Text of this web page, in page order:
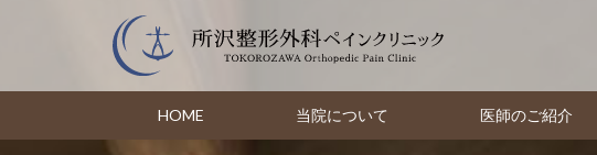
HOME 当院について 医師のご紹介